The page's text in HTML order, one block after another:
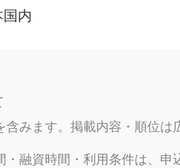
内
含みます。掲載内容・順位
・融資時間・利用条件は、